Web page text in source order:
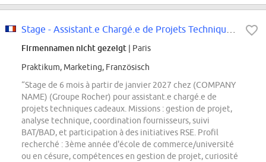
Firmennamen nicht gezeigt | Paris
Praktikum, Marketing, Französisch
“Stage de 6 mois à partir de janvier 2027 chez (COMPANY
NAME) (Groupe Rocher) pour assistant.e chargé.e de
projets techniques cadeaux. Missions : gestion de projet,
analyse technique, coordination fournisseurs, suivi
BAT/BAD, et participation à des initiatives RSE. Profil
recherché : 3ème année d'école de commerce/université
ou en césure, compétences en gestion de projet, curiosité